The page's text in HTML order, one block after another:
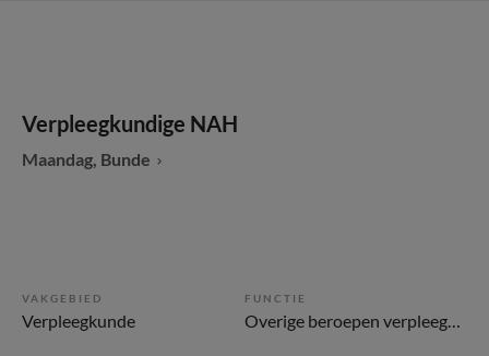
Verpleegkundige NAH
Maandag, Bunde
VAKGEBIED
Verpleegkunde
FUNCTIE
Overige beroepen verpleegkunde